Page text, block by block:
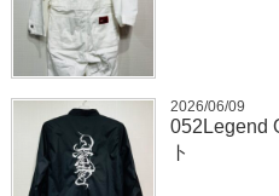
2026/06/09
052Legend
ト